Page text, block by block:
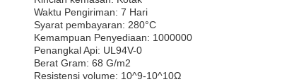
Waktu Pengiriman: 7 Hari
Syarat pembayaran: 280°C
Kemampuan Penyediaan: 1000000
Penangkal Api: UL94V-0
Berat Gram: 68 G/m2
Resistensi volume: 10^9-10^10Ω